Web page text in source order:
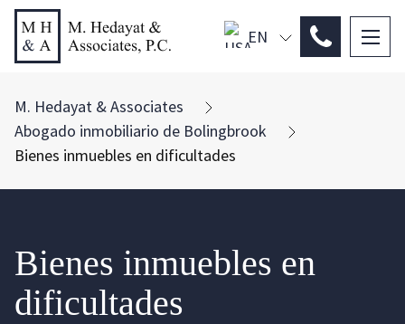
EN
M. Hedayat & Associates
Abogado inmobiliario de Bolingbrook
Bienes inmuebles en dificultades
Bienes inmuebles en
dificultades